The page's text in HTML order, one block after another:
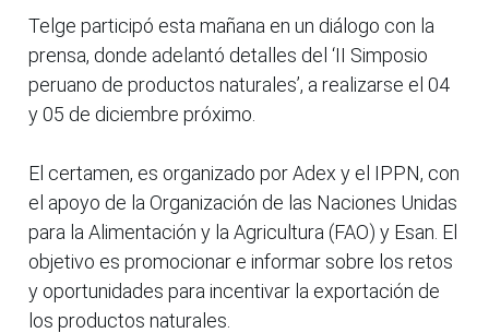
Telge participó esta mañana en un diálogo con la
prensa, donde adelantó detalles del ‘II Simposio
peruano de productos naturales’, a realizarse el 04
y 05 de diciembre próximo.
El certamen, es organizado por Adex y el IPPN, con
el apoyo de la Organización de las Naciones Unidas
para la Alimentación y la Agricultura (FAO) y Esan. El
objetivo es promocionar e informar sobre los retos
y oportunidades para incentivar la exportación de
los productos naturales.